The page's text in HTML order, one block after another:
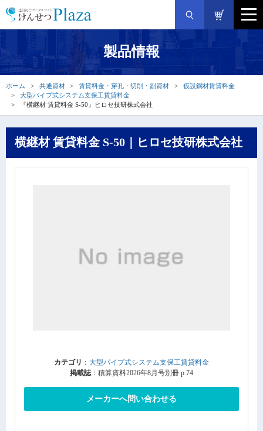
製品情報
ホーム 共通資材 賃貸料金・穿孔・切削・副資材
仮設鋼材賃貸料金
大型パイプ式システム支保工賃貸料金
『横継材 賃貸料金 S-50』ヒロセ技研株式会社
横継材 賃貸料金 S-50｜ヒロセ技研株式会社
カテゴリ ： 大型パイプ式システム支保工賃貸料金
掲載誌 ：積算資料2026年8月号別冊 p.74
メーカーへ問い合わせる